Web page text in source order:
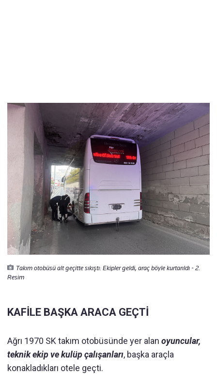
Takım otobüsü alt geçitte sıkıştı: Ekipler geldi, araç böyle kurtarıldı - 2.
Resim
KAFİLE BAŞKA ARACA GEÇTİ
Ağrı 1970 SK takım otobüsünde yer alan oyuncular,
teknik ekip ve kulüp çalışanları, başka araçla
konakladıkları otele geçti.